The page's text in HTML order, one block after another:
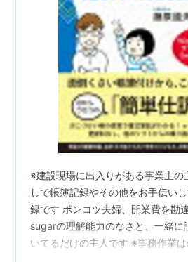
※建設現場に出入りがある事業主の
しで帳簿記録やその他をお手伝い
録です ポンコツ夫婦、開業費を勘
sugarの理解能力のなさと、一緒に
いてるだけの主人です ※事務作業